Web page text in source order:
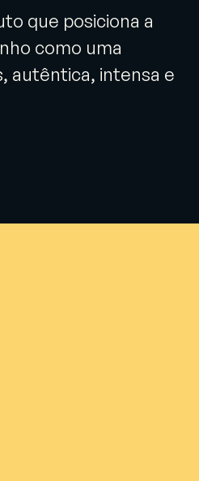
que posiciona a
como uma
autêntica, intensa e